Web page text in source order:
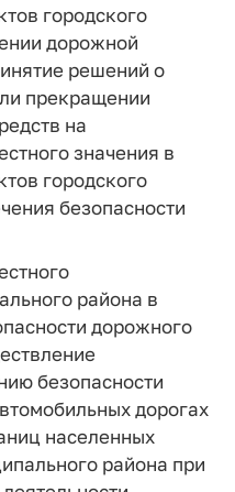
городского
дорожной
решений о
прекращении
на
значения в
городского
безопасности
района в
дорожного
безопасности
дорогах
населенных
района при